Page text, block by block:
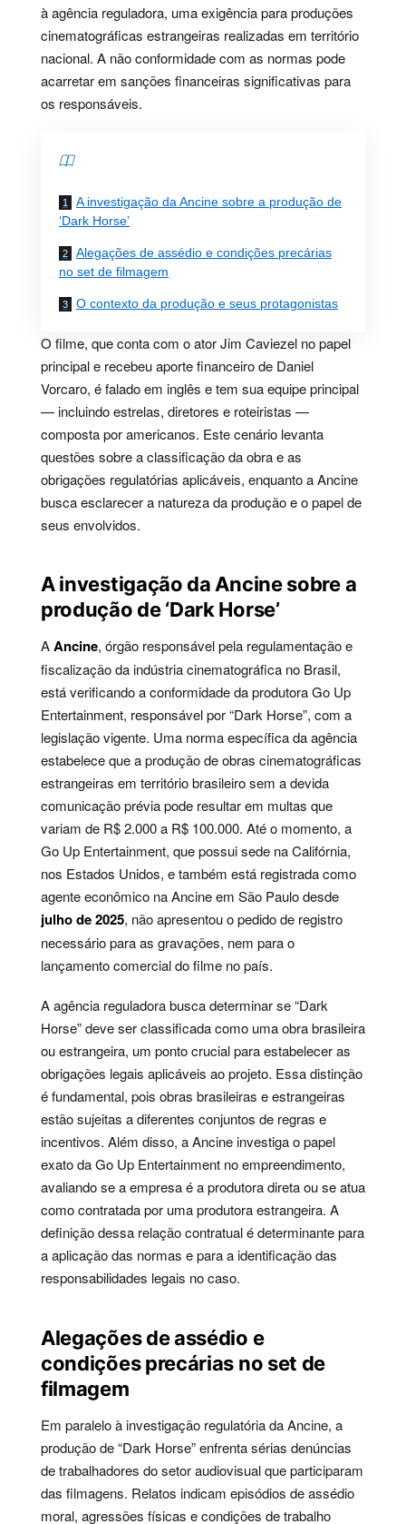
à agência reguladora, uma exigência para produções
cinematográficas estrangeiras realizadas em território
nacional. A não conformidade com as normas pode
acarretar em sanções financeiras significativas para
os responsáveis.
A investigação da Ancine sobre a produção de
‘Dark Horse’
Alegações de assédio e condições precárias
no set de filmagem
O contexto da produção e seus protagonistas
O filme, que conta com o ator Jim Caviezel no papel
principal e recebeu aporte financeiro de Daniel
Vorcaro, é falado em inglês e tem sua equipe principal
— incluindo estrelas, diretores e roteiristas —
composta por americanos. Este cenário levanta
questões sobre a classificação da obra e as
obrigações regulatórias aplicáveis, enquanto a Ancine
busca esclarecer a natureza da produção e o papel de
seus envolvidos.
A investigação da Ancine sobre a
produção de ‘Dark Horse’
AAncine, órgão responsável pela regulamentação e
fiscalização da indústria cinematográfica no Brasil,
está verificando a conformidade da produtora Go Up
Entertainment, responsável por “Dark Horse”, com a
legislação vigente. Uma norma específica da agência
estabelece que a produção de obras cinematográficas
estrangeiras em território brasileiro sem a devida
comunicação prévia pode resultar em multas que
variam de R$ 2.000 a R$ 100.000. Até o momento, a
Go Up Entertainment, que possui sede na Califórnia,
nos Estados Unidos, e também está registrada como
agente econômico na Ancine em São Paulo desde
julho de 2025, não apresentou o pedido de registro
necessário para as gravações, nem para o
lançamento comercial do filme no país.
A agência reguladora busca determinar se “Dark
Horse” deve ser classificada como uma obra brasileira
ou estrangeira, um ponto crucial para estabelecer as
obrigações legais aplicáveis ao projeto. Essa distinção
é fundamental, pois obras brasileiras e estrangeiras
estão sujeitas a diferentes conjuntos de regras e
incentivos. Além disso, a Ancine investiga o papel
exato da Go Up Entertainment no empreendimento,
avaliando se a empresa é a produtora direta ou se atua
como contratada por uma produtora estrangeira. A
definição dessa relação contratual é determinante para
a aplicação das normas e para a identificação das
responsabilidades legais no caso.
Alegações de assédio e
condições precárias no set de
filmagem
Em paralelo à investigação regulatória da Ancine, a
produção de “Dark Horse” enfrenta sérias denúncias
de trabalhadores do setor audiovisual que participaram
das filmagens. Relatos indicam episódios de assédio
moral, agressões físicas e condições de trabalho